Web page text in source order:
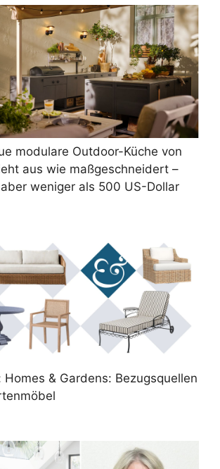
modulare Outdoor-Küche von
aus wie maßgeschneidert –
weniger als 500 US-Dollar
Homes & Gardens: Bezugsquellen